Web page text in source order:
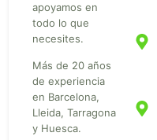
apoyamos en
todo lo que
necesites.
Más de 20 años
de experiencia
en Barcelona,
Lleida, Tarragona
y Huesca.